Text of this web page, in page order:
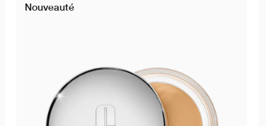
Nouveauté